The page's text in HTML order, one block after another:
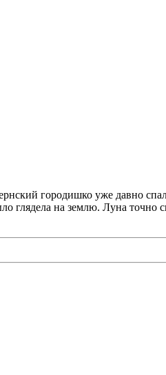
городишко уже давно
глядела на землю. Луна точно